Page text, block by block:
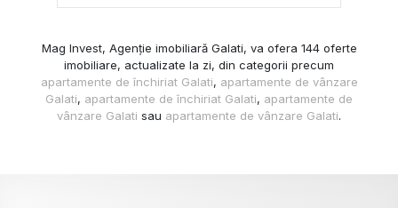
Mag Invest, Agenție imobiliară Galati, va ofera 144 oferte
imobiliare, actualizate la zi, din categorii precum
apartamente de închiriat Galati, apartamente de vânzare
Galati, apartamente de închiriat Galati, apartamente de
vânzare Galati sau apartamente de vânzare Galati.